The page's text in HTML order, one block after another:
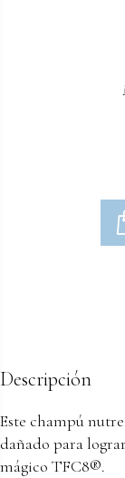
Descripción
Este champú
dañado para
mágico TFC8®.